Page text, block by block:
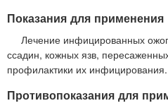
Показания для применения
Лечение инфицированных
ссадин, кожных язв,
профилактики их инфицирования.
Противопоказания для